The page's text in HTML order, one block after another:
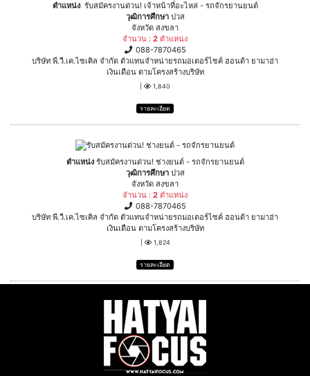
ตำแหน่งรับสมัครงานด่วน! เจ้าหน้าที่อะไหล่ - รถจักรยานยนต์
วุฒิการศึกษา ปวส
จังหวัด สงขลา
จำนวน : 2 ตำแหน่ง
088-7870465
บริษัท พี.วี.เค.ไซเคิล จำกัด ตัวแทนจำหน่ายรถมอเตอร์ไซค์ ฮอนด้า ยามาฮ่า
เงินเดือน ตามโครงสร้างบริษัท
1,840
รายละเอียด
ตำแหน่งรับสมัครงานด่วน! ช่างยนต์ - รถจักรยานยนต์
วุฒิการศึกษา ปวส
จังหวัด สงขลา
จำนวน : 2 ตำแหน่ง
088-7870465
บริษัท พี.วี.เค.ไซเคิล จำกัด ตัวแทนจำหน่ายรถมอเตอร์ไซค์ ฮอนด้า ยามาฮ่า
เงินเดือน ตามโครงสร้างบริษัท
1,824
รายละเอียด